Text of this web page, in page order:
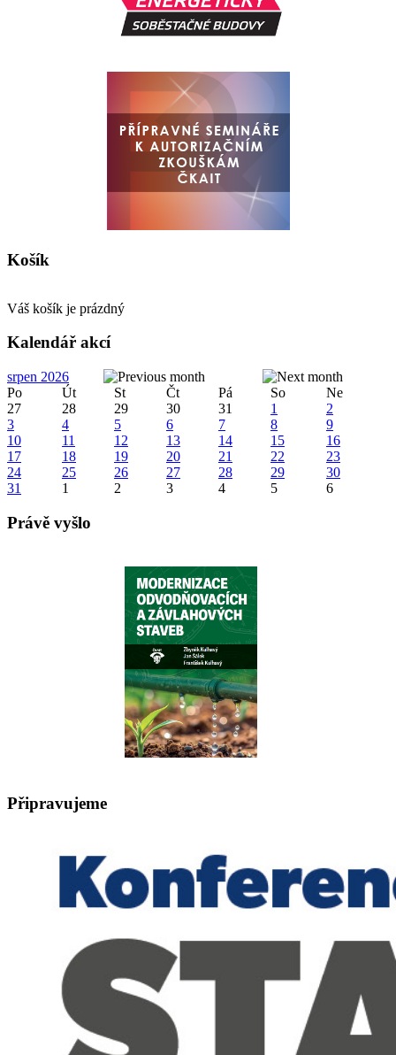
Košík
Váš košík je prázdný
Kalendář akcí
srpen 2026
Po
Út St Čt Pá So
Ne
27
28 29 30 31 1
2
3
4 5 6 7 8
9
10
11 12 13 14 15
16
17
18 19 20 21 22
23
24
25 26 27 28 29
30
31
1 2 3 4 5 6
Právě vyšlo
Připravujeme